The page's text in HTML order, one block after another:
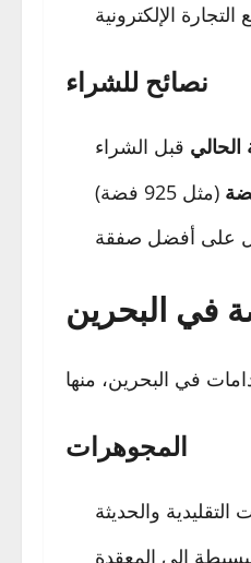
نصائح للشراء
في البحرين
المجوهرات